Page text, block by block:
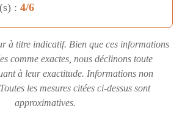
: 4/6
à titre indicatif. Bien que ces informations
comme exactes, nous déclinons toute
à leur exactitude. Informations non
les mesures citées ci-dessus sont
approximatives.